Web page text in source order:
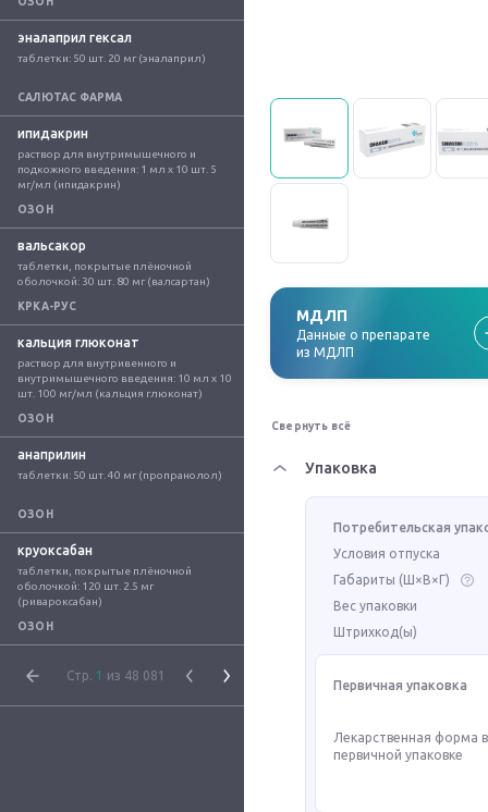
эналаприл гексал
таблетки: 50 шт. 20 мг (эналаприл)
САЛЮТАС ФАРМА
ипидакрин
раствор для внутримышечного и
подкожного введения: 1 мл x 10 шт. 5
мг/мл (ипидакрин)
ОЗОН
вальсакор
таблетки, покрытые плёночной
оболочкой: 30 шт. 80 мг (валсартан)
КРКА-РУС
кальция глюконат
раствор для внутривенного и
внутримышечного введения: 10 мл x 10
шт. 100 мг/мл (кальция глюконат)
ОЗОН
анаприлин
таблетки: 50 шт. 40 мг (пропранолол)
ОЗОН
круоксабан
таблетки, покрытые плёночной
оболочкой: 120 шт. 2.5 мг
(ривароксабан)
ОЗОН
Стр. 1 из 48 081
МДЛП
Данные о препарате
из МДЛП
Свернуть всё
Упаковка
Потребительская
Условия отпуска
Габариты (Ш×В×Г)
Вес упаковки
Штрихкод(ы)
Первичная упаковка
Лекарственная форма
первичной упаковке